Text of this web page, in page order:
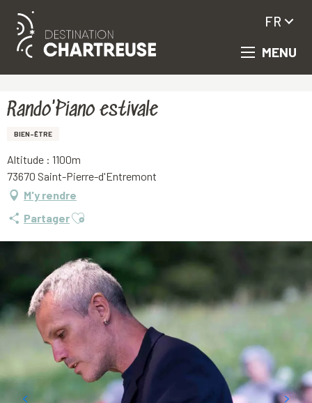
Aller
principal
MENU
FR
Rando'Piano estivale
BIEN-ÊTRE
Altitude : 1100m
73670 Saint-Pierre-d'Entremont
M'y rendre
PartagerAjouter aux favoris